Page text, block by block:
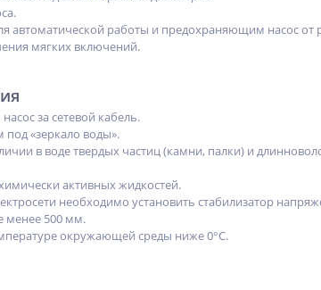
работы и предохраняющим насос от
мягких включений.
за сетевой кабель.
«зеркало воды».
в воде твердых частиц (камни, палки) и
активных жидкостей.
необходимо установить стабилизатор
менее 500 мм.
окружающей среды ниже 0°С.